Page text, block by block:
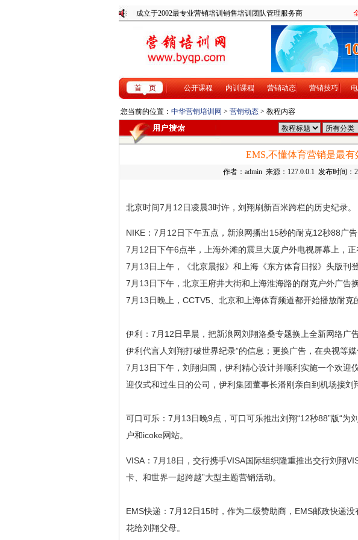
成立于2002最专业营销培训销售培训团队管理服务商
首 页 公开课程 内训课程 营销动态 营销技巧
您当前的位置： 中华营销培训网 > 营销动态 > 教程内容
EMS,不懂体育营销是最有
作者：admin 来源：127.0.0.1 发布时间：
北京时间7月12日凌晨3时许，刘翔刷新百米跨栏的历史纪录。
NIKE：7月12日下午五点，新浪网播出15秒的耐克12秒88广告
7月12日下午6点半，上海外滩的震旦大厦户外电视屏幕上，
7月13日上午，《北京晨报》和上海《东方体育日报》头版刊
7月13日下午，北京王府井大街和上海淮海路的耐克户外广告
7月13日晚上，CCTV5、北京和上海体育频道都开始播放耐克
伊利：7月12日早晨，把新浪网刘翔洛桑专题换上全新网络广
伊利代言人刘翔打破世界纪录”的信息；更换广告，在央视等媒
7月13日下午，刘翔归国，伊利精心设计并顺利实施一个欢迎
迎仪式和过生日的公司，伊利集团董事长潘刚亲自到机场接刘
可口可乐：7月13日晚9点，可口可乐推出刘翔“12秒88”版“为
户和icoke网站。
VISA：7月18日，交行携手VISA国际组织隆重推出交行刘翔
卡、和世界一起跨越”大型主题营销活动。
EMS快递：7月12日15时，作为二级赞助商，EMS邮政快递
花给刘翔父母。